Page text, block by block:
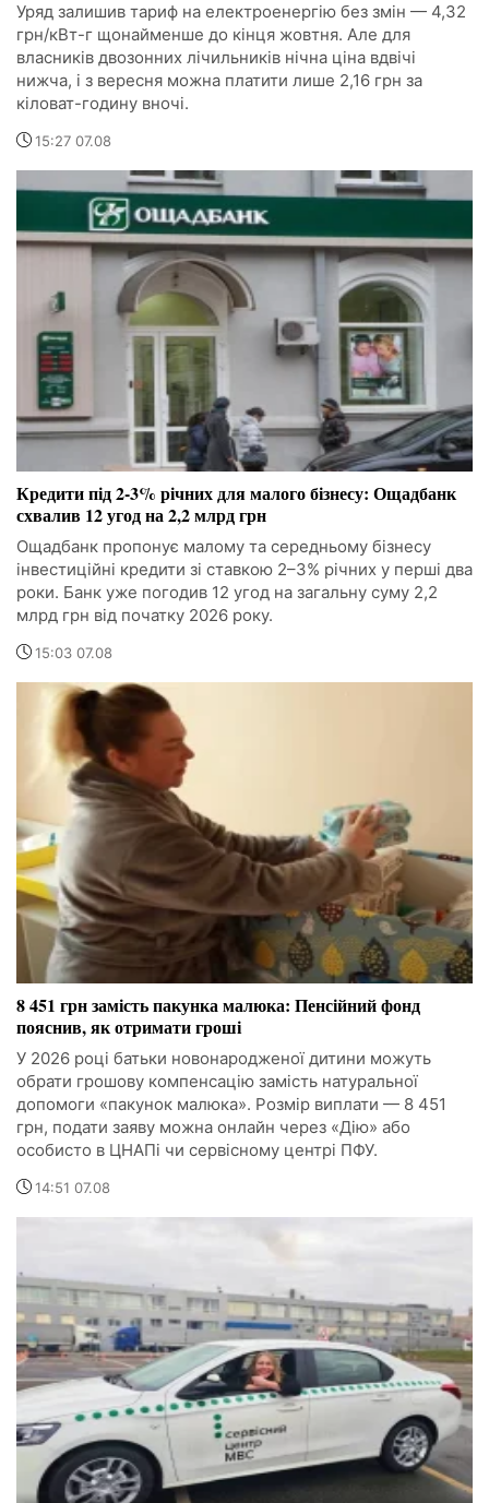
Уряд залишив тариф на електроенергію без змін — 4,32
грн/кВт-г щонайменше до кінця жовтня. Але для
власників двозонних лічильників нічна ціна вдвічі
нижча, і з вересня можна платити лише 2,16 грн за
кіловат-годину вночі.
15:27 07.08
Кредити під 2-3% річних для малого бізнесу: Ощадбанк
схвалив 12 угод на 2,2 млрд грн
Ощадбанк пропонує малому та середньому бізнесу
інвестиційні кредити зі ставкою 2–3% річних у перші два
роки. Банк уже погодив 12 угод на загальну суму 2,2
млрд грн від початку 2026 року.
15:03 07.08
8 451 грн замість пакунка малюка: Пенсійний фонд
пояснив, як отримати гроші
У 2026 році батьки новонародженої дитини можуть
обрати грошову компенсацію замість натуральної
допомоги «пакунок малюка». Розмір виплати — 8 451
грн, подати заяву можна онлайн через «Дію» або
особисто в ЦНАПі чи сервісному центрі ПФУ.
14:51 07.08